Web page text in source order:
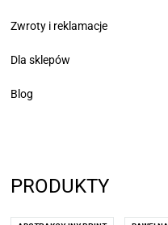
Zwroty i reklamacje
Dla sklepów
Blog
PRODUKTY